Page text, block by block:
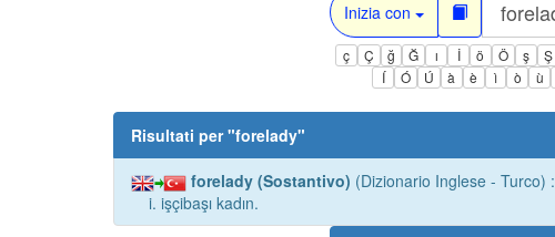
Inizia con
ç Ç ğ Ğ ı İ ö Ö ş Ş
Í
Ó Ú à è ì ò ù
Risultati per "forelady"
forelady (Sostantivo) (Dizionario Inglese - Turco) :
i. işçibaşı kadın.